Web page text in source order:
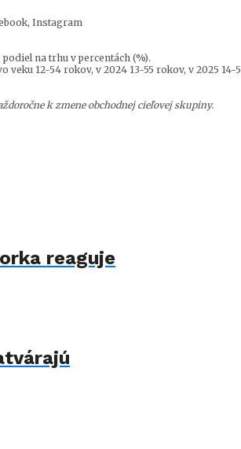
Instagram
na trhu v percentách (%).
12-54 rokov, v 2024 13-55 rokov, v 2025
k zmene obchodnej cieľovej skupiny.
reaguje